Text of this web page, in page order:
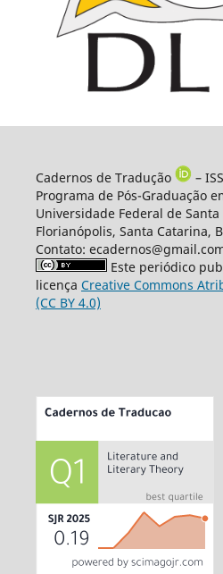
Cadernos de Tradução
–
Programa de Pós-Graduação
Universidade Federal de
Florianópolis, Santa Catarina,
Contato:
Este periódico
licença Creative Commons
(CC BY 4.0)